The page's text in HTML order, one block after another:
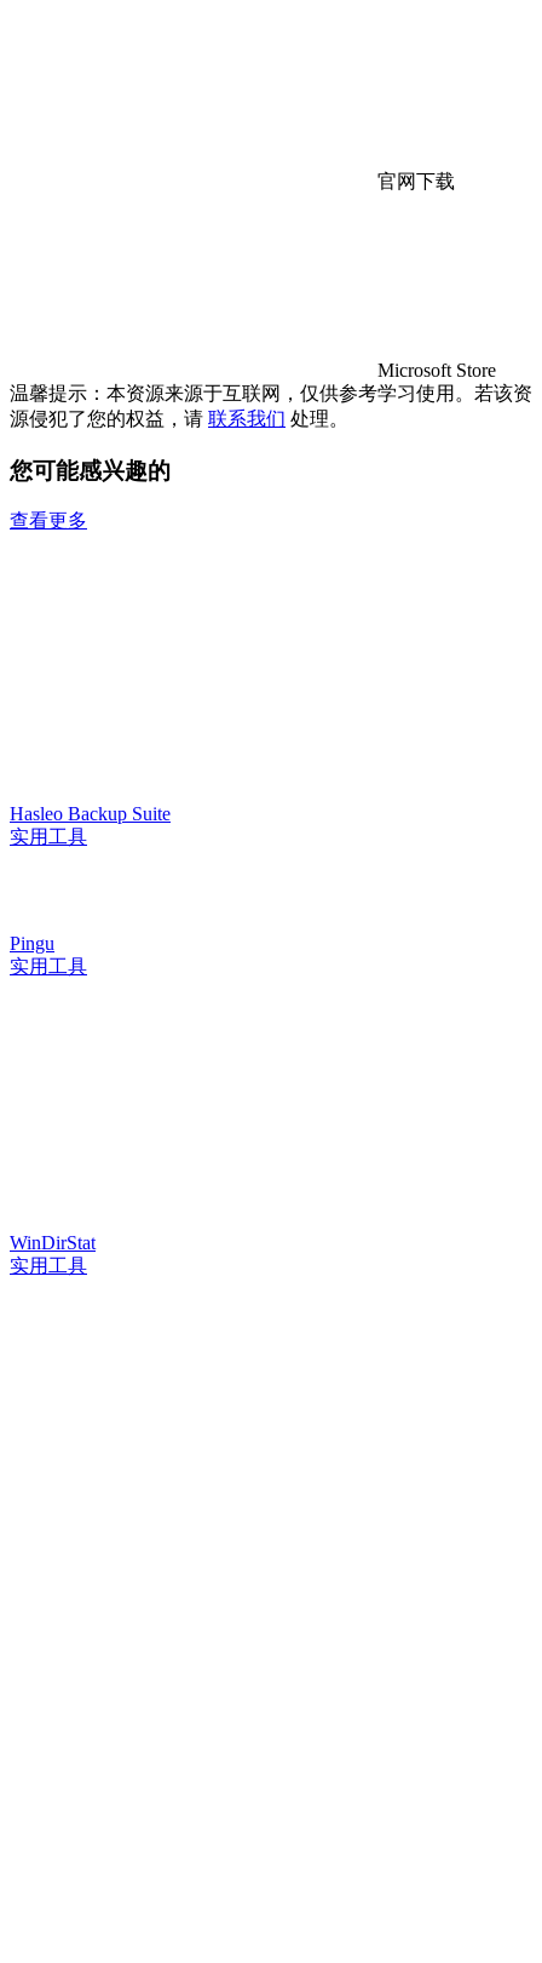
官网下载
Microsoft Store
温馨提示：本资源来源于互联网，仅供参考学习使用。若该资
源侵犯了您的权益，请 联系我们 处理。
您可能感兴趣的
查看更多
Hasleo Backup Suite
实用工具
Pingu
实用工具
WinDirStat
实用工具